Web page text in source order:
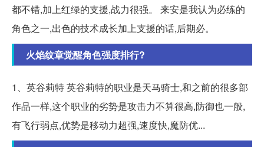
都不错,加上红绿的支援,战力很强。 来安是我认为必练的
角色之一,出色的技术成长加上支援的话,后期必。
火焰纹章觉醒角色强度排行?
1、英谷莉特 英谷莉特的职业是天马骑士,和之前的很多部
作品一样,这个职业的劣势是攻击力不算很高,防御也一般,
有飞行弱点,优势是移动力超强,速度快,魔防优...